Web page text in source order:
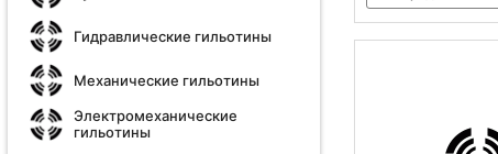
Гидравлические гильотины
Механические гильотины
Электромеханические
гильотины